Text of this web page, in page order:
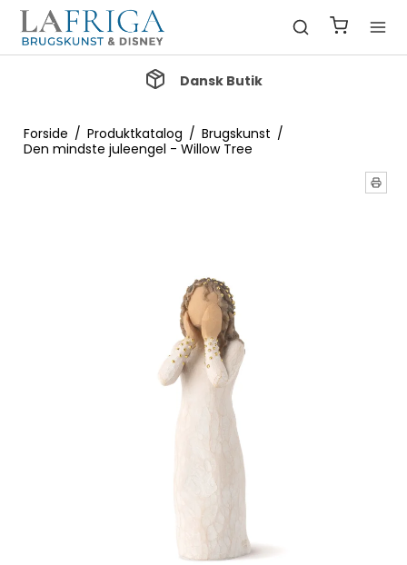
Gratis Fragt ved køb over 1000 kr.
Forside / Produktkatalog / Brugskunst /
Den mindste juleengel - Willow Tree